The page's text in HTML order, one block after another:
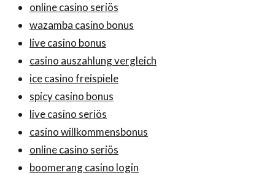
online casino seriös
wazamba casino bonus
live casino bonus
casino auszahlung vergleich
ice casino freispiele
spicy casino bonus
live casino seriös
casino willkommensbonus
online casino seriös
boomerang casino login